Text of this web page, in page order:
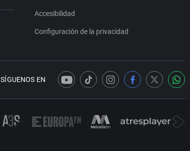
Accesibilidad
Configuración de la privacidad
SÍGUENOS EN